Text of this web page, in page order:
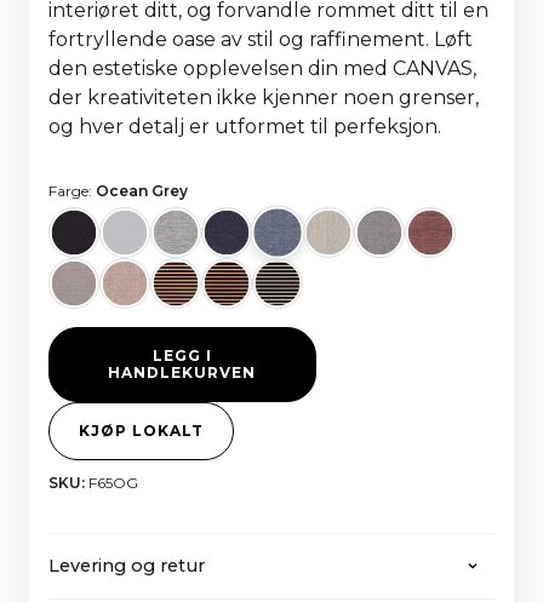
interiøret ditt, og forvandle rommet ditt til en
fortryllende oase av stil og raffinement. Løft
den estetiske opplevelsen din med CANVAS,
der kreativiteten ikke kjenner noen grenser,
og hver detalj er utformet til perfeksjon.
Farge: Ocean Grey
LEGG I
HANDLEKURVEN
KJØP LOKALT
SKU: F65OG
Levering og retur